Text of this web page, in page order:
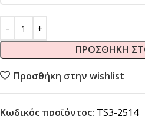
ΠΡΟΣΘΉΚΗ
Προσθήκη στην wishlist
Κωδικός προϊόντος: TS3-2514